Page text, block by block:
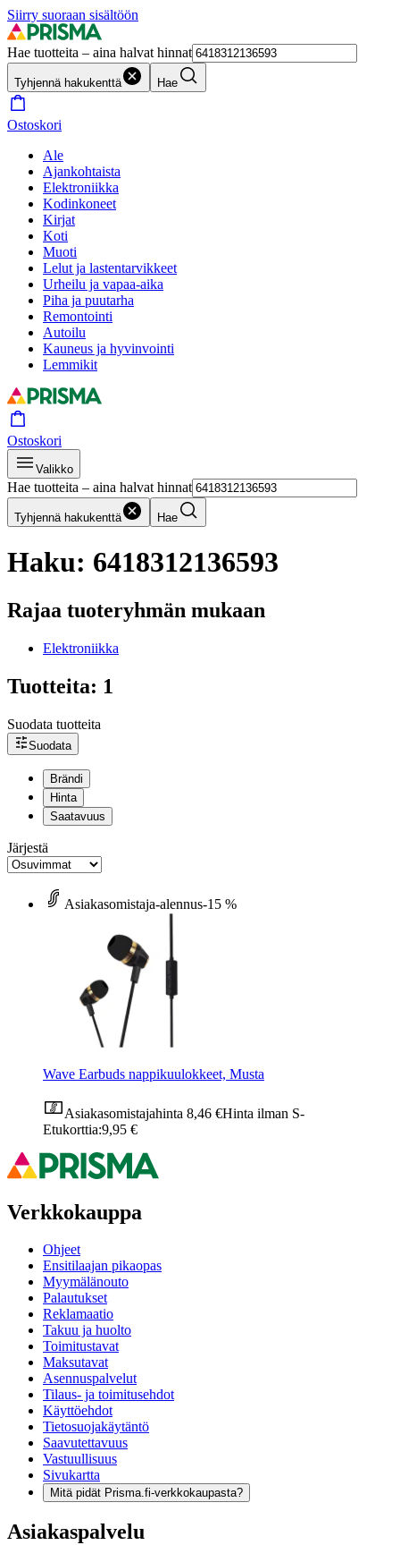
Siirry suoraan sisältöön
Hae tuotteita – aina halvat hinnat
Tyhjennä hakukenttä Hae
Ostoskori
Ale
Ajankohtaista
Elektroniikka
Kodinkoneet
Kirjat
Koti
Muoti
Lelut ja lastentarvikkeet
Urheilu ja vapaa-aika
Piha ja puutarha
Remontointi
Autoilu
Kauneus ja hyvinvointi
Lemmikit
Ostoskori
Valikko
Hae tuotteita – aina halvat hinnat
Tyhjennä hakukenttä Hae
Haku: 6418312136593
Rajaa tuoteryhmän mukaan
Elektroniikka
Tuotteita: 1
Suodata tuotteita
Suodata
Brändi
Hinta
Saatavuus
Järjestä
Asiakasomistaja-alennus-15 %
Wave Earbuds nappikuulokkeet, Musta
Asiakasomistajahinta 8,46 €Hinta ilman S-
Etukorttia:9,95 €
Verkkokauppa
Ohjeet
Ensitilaajan pikaopas
Myymälänouto
Palautukset
Reklamaatio
Takuu ja huolto
Toimitustavat
Maksutavat
Asennuspalvelut
Tilaus- ja toimitusehdot
Käyttöehdot
Tietosuojakäytäntö
Saavutettavuus
Vastuullisuus
Sivukartta
Mitä pidät Prisma.fi-verkkokaupasta?
Asiakaspalvelu